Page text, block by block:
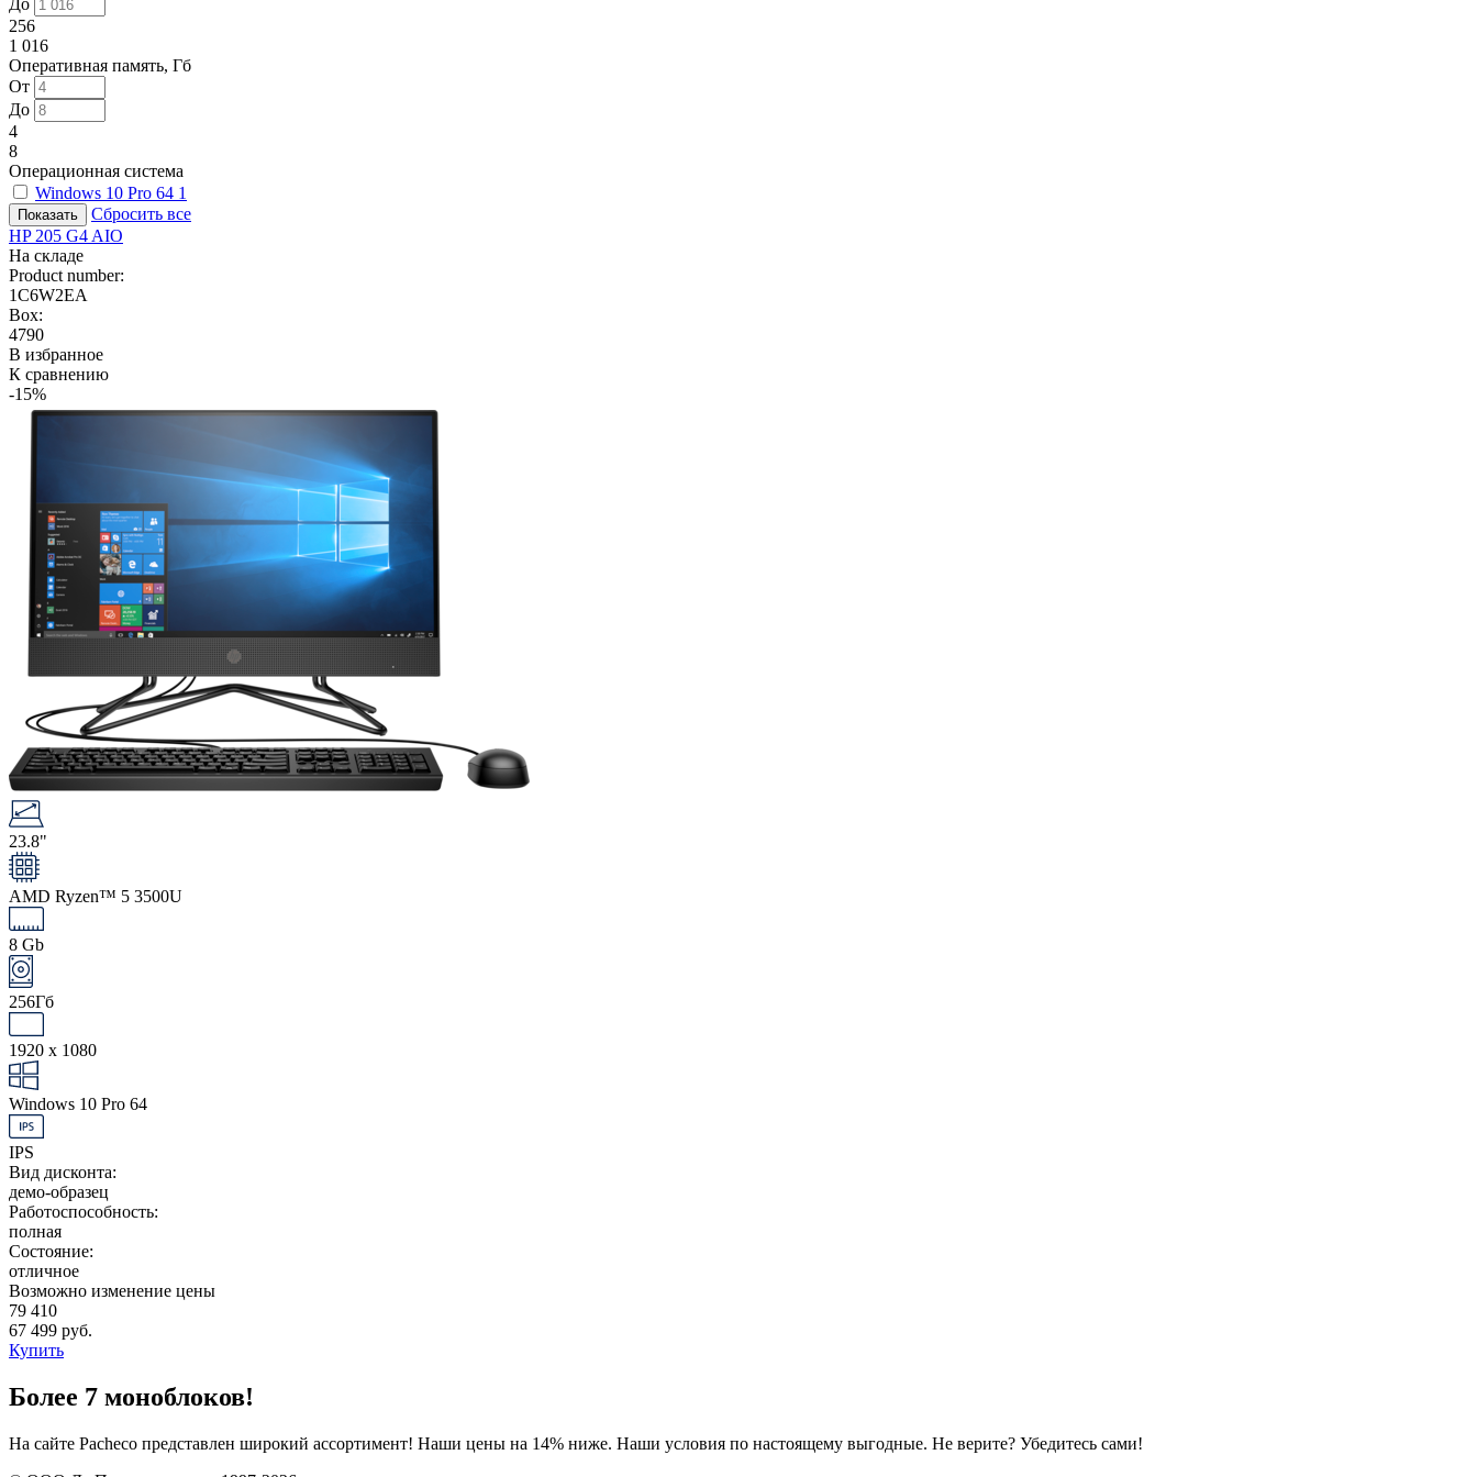
256
1 016
Оперативная память, Гб
От
До
4
8
Операционная система
Windows 10 Pro 64 1
Сбросить все
HP 205 G4 AIO
На складе
Product number:
1C6W2EA
Box:
4790
В избранное
К сравнению
-15%
23.8"
AMD Ryzen™ 5 3500U
8 Gb
256Гб
1920 x 1080
Windows 10 Pro 64
IPS
Вид дисконта:
демо-образец
Работоспособность:
полная
Состояние:
отличное
Возможно изменение цены
79 410
67 499 руб.
Купить
Более 7 моноблоков!
На сайте Pacheco представлен широкий ассортимент! Наши цены на 14% ниже. Наши условия по настоящему выгодные. Не верите? Убедитесь сами!